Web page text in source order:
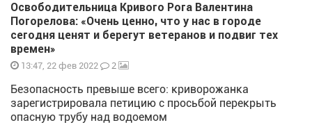
Освободительница Кривого Рога Валентина
Погорелова: «Очень ценно, что у нас в городе
сегодня ценят и берегут ветеранов и подвиг тех
времен»
13:47, 22 фев 2022 2
Безопасность превыше всего: криворожанка
зарегистрировала петицию с просьбой перекрыть
опасную трубу над водоемом